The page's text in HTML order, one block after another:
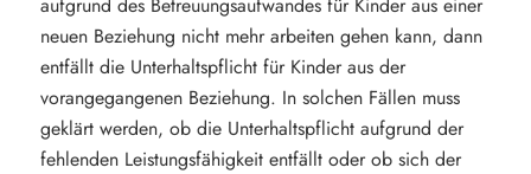
neuen Beziehung nicht mehr arbeiten gehen kann, dann
entfällt die Unterhaltspflicht für Kinder aus der
vorangegangenen Beziehung. In solchen Fällen muss
geklärt werden, ob die Unterhaltspflicht aufgrund der
fehlenden Leistungsfähigkeit entfällt oder ob sich der